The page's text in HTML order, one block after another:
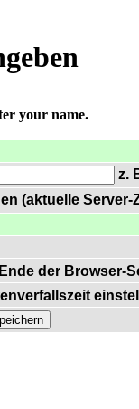
your name.
z.
(aktuelle Server-
der Browser-